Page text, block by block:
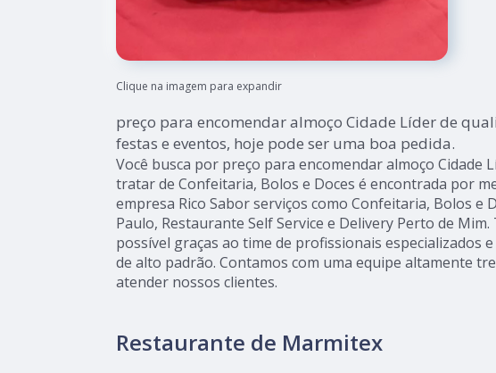
Clique na imagem para expandir
preço para encomendar almoço Cidade Líder de
festas e eventos, hoje pode ser uma boa pedida.
Você busca por preço para encomendar almoço Cidade
tratar de Confeitaria, Bolos e Doces é encontrada por
empresa Rico Sabor serviços como Confeitaria, Bolos e
Paulo, Restaurante Self Service e Delivery Perto de Mim.
possível graças ao time de profissionais especializados
de alto padrão. Contamos com uma equipe altamente
atender nossos clientes.
Restaurante de Marmitex